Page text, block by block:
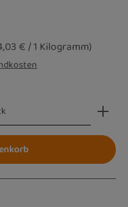
€ / 1 Kilogramm)
Wert ein